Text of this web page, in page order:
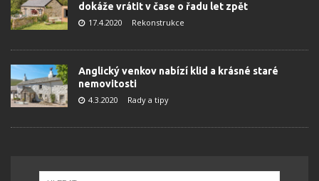
dokáže vrátit v čase o řadu let zpět
17.4.2020 Rekonstrukce
Anglický venkov nabízí klid a krásné staré
nemovitosti
4.3.2020 Rady a tipy